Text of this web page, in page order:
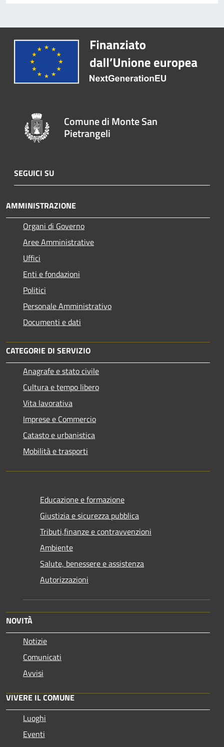
Comune di Monte San
Pietrangeli
SEGUICI SU
AMMINISTRAZIONE
Organi di Governo
Aree Amministrative
Uffici
Enti e fondazioni
Politici
Personale Amministrativo
Documenti e dati
CATEGORIE DI SERVIZIO
Anagrafe e stato civile
Cultura e tempo libero
Vita lavorativa
Imprese e Commercio
Catasto e urbanistica
Mobilità e trasporti
Educazione e formazione
Giustizia e sicurezza pubblica
Tributi,finanze e contravvenzioni
Ambiente
Salute, benessere e assistenza
Autorizzazioni
NOVITÀ
Notizie
Comunicati
Avvisi
VIVERE IL COMUNE
Luoghi
Eventi